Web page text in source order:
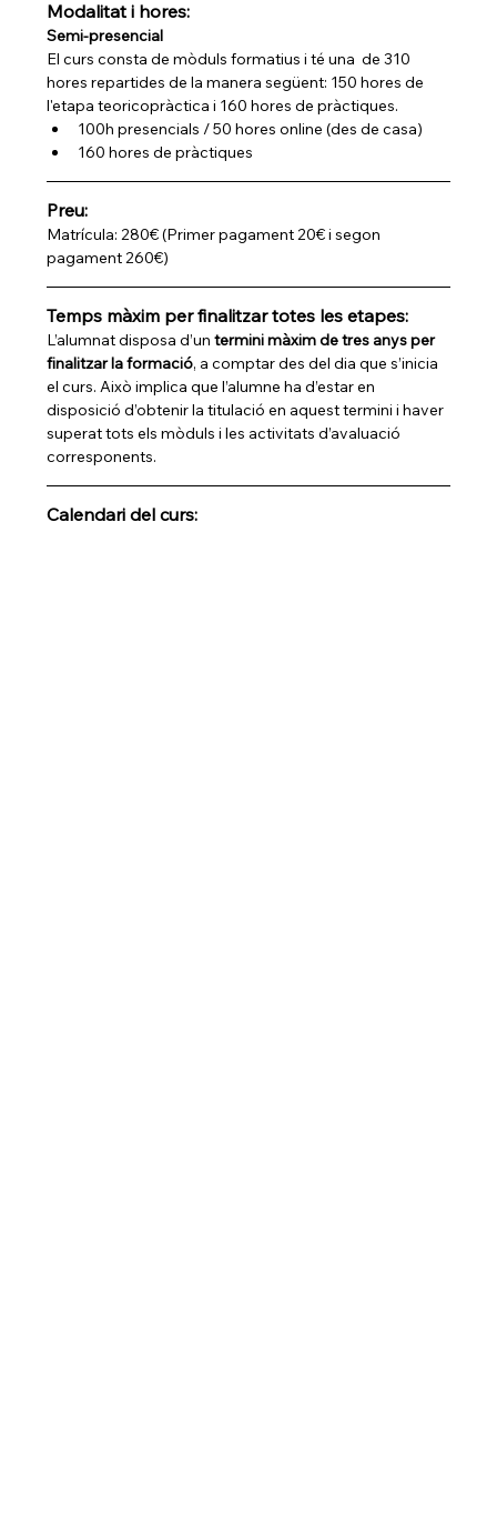
Modalitat i hores:
Semi-presencial
El curs consta de mòduls formatius i té una  de 310
hores repartides de la manera següent: 150 hores de
l'etapa teoricopràctica i 160 hores de pràctiques.
100h presencials / 50 hores online (des de casa)
160 hores de pràctiques
Preu:
Matrícula: 280€ (Primer pagament 20€ i segon
pagament 260€)
Temps màxim per finalitzar totes les etapes:
L’alumnat disposa d’un termini màxim de tres anys per
finalitzar la formació, a comptar des del dia que s’inicia
el curs. Això implica que l’alumne ha d’estar en
disposició d’obtenir la titulació en aquest termini i haver
superat tots els mòduls i les activitats d’avaluació
corresponents.
Calendari del curs: